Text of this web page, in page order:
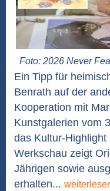
Foto: 2026 Never
Ein Tipp für
Benrath auf der
Kooperation mit
Kunstgalerien vom
das Kultur-Highlight
Werkschau zeigt
Jährigen sowie
erhalten...